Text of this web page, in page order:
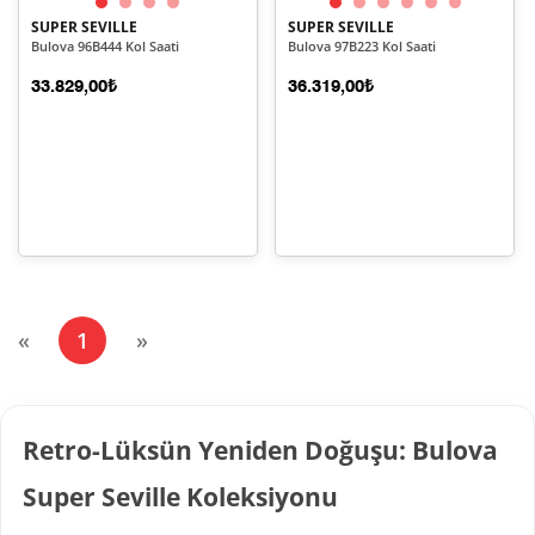
SUPER SEVILLE
Bulova 96B444 Kol Saati
33.829,00₺
SUPER SEVILLE
Bulova 97B223 Kol Saati
36.319,00₺
« 1 (current)
»
Retro-Lüksün Yeniden Doğuşu: Bulova
Super Seville Koleksiyonu